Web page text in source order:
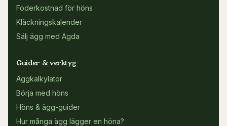
Foderkostnad för höns
Kläckningskalender
Sälj ägg med Agda
Guider & verktyg
Äggkalkylator
Börja med höns
Höns & ägg-guider
Hur många ägg lägger en höna?